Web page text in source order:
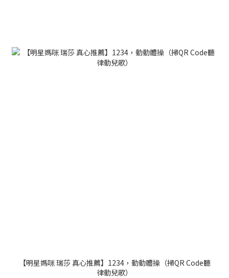
【明星媽咪 瑞莎 真心推薦】1234，動動體操（掃QR Code聽
律動兒歌）